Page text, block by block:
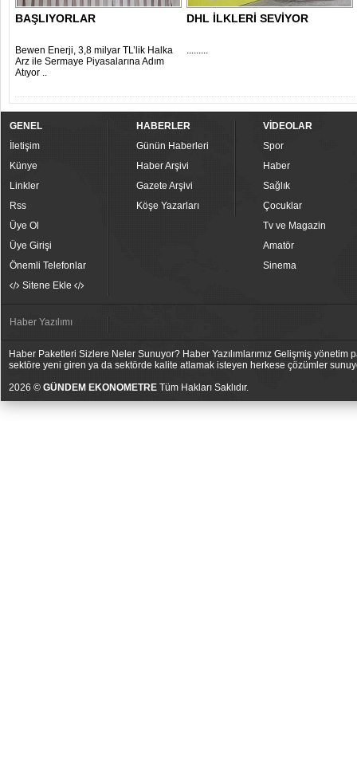
BAŞLIYORLAR
Bewen Enerji, 3,8 milyar TL’lik Halka
Arz ile Sermaye Piyasalarına Adım
Atıyor ..
DHL İLKLERİ SEVİYOR
.........
GENEL
İletişim
Künye
Linkler
Rss
Üye Ol
Üye Girişi
Önemli Telefonlar
Sitene Ekle
HABERLER
Günün Haberleri
Haber Arşivi
Gazete Arşivi
Köşe Yazarları
VİDEOLAR
Spor
Haber
Sağlık
Çocuklar
Tv ve Magazin
Amatör
Sinema
Haber Yazılımı
Haber Paketleri Sizlere Neler Sunuyor? Haber Yazılımlarımız Gelişmiş
sektöre yeni giren ya da sektörde kalite atlamak isteyen herkese çözümler
2026 © GÜNDEM EKONOMETRE Tüm Hakları Saklıdır.